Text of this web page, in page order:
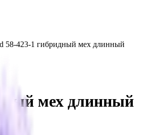
58-423-1 гибридный мех длинный
мех длинный